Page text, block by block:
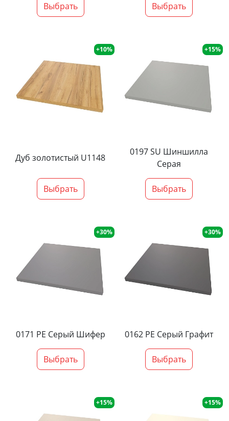
Выбрать Выбрать
+10%
Дуб золотистый U1148
Выбрать
+15%
0197 SU Шиншилла
Серая
Выбрать
+30%
0171 PE Серый Шифер
Выбрать
+30%
0162 PE Серый Графит
Выбрать
+15% +15%